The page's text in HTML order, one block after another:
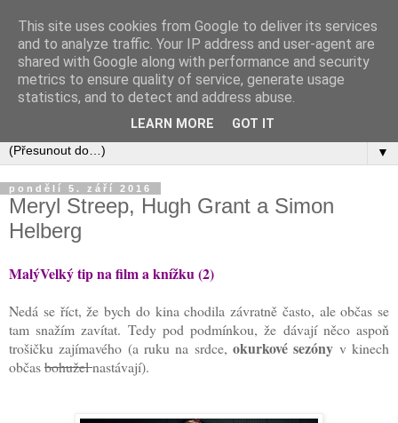
▼
pondělí 5. září 2016
Meryl Streep, Hugh Grant a Simon
Helberg
MalýVelký tip na film a knížku (2)
Nedá se říct, že bych do kina chodila závratně často, ale občas se
tam snažím zavítat. Tedy pod podmínkou, že dávají něco aspoň
trošičku zajímavého (a ruku na srdce, okurkové sezóny v kinech
občasbohuželnastávají).
This site uses cookies from Google to deliver its services
and to analyze traffic. Your IP address and user-agent are
shared with Google along with performance and security
metrics to ensure quality of service, generate usage
statistics, and to detect and address abuse.
LEARN MORE GOT IT